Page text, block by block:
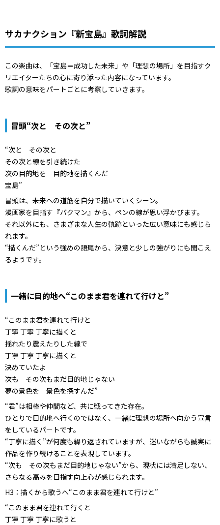
サカナクション『新宝島』歌詞解説
この楽曲は、「宝島＝成功した未来」や「理想の場所」を目指すク
リエイターたちの心に寄り添った内容になっています。
歌詞の意味をパートごとに考察していきます。
冒頭“次と その次と”
“次と その次と
その次と線を引き続けた
次の目的地を 目的地を描くんだ
宝島”
冒頭は、未来への道筋を自分で描いていくシーン。
漫画家を目指す『バクマン』から、ペンの線が思い浮かびます。
それ以外にも、さまざまな人生の軌跡といった広い意味にも感じら
れます。
“描くんだ”という強めの語尾から、決意と少しの強がりにも聞こえ
るようです。
一緒に目的地へ“このまま君を連れて行けと”
“このまま君を連れて行けと
丁寧 丁寧 丁寧に描くと
揺れたり震えたりした線で
丁寧 丁寧 丁寧に描くと
決めていたよ
次も その次もまだ目的地じゃない
夢の景色を 景色を探すんだ”
“君”は相棒や仲間など、共に戦ってきた存在。
ひとりで目的地へ行くのではなく、一緒に理想の場所へ向かう宣言
をしているパートです。
“丁寧に描く”が何度も繰り返されていますが、迷いながらも誠実に
作品を作り続けることを表現しています。
“次も その次もまだ目的地じゃない”から、現状には満足しない、
さらなる高みを目指す向上心が感じられます。
H3：描くから歌うへ“このまま君を連れて行けと”
“このまま君を連れて行くと
丁寧 丁寧 丁寧に歌うと